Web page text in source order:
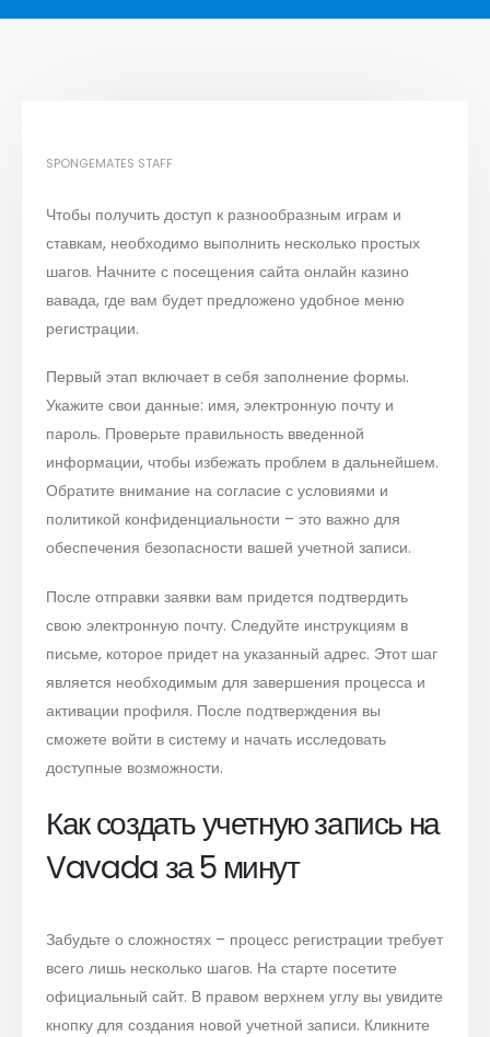
SPONGEMATES STAFF
Чтобы получить доступ к разнообразным играм и
ставкам, необходимо выполнить несколько простых
шагов. Начните с посещениясайта онлайн казино
вавада, где вам будет предложено удобное меню
регистрации.
Первый этап включает в себя заполнение формы.
Укажите свои данные: имя, электронную почту и
пароль. Проверьте правильность введенной
информации, чтобы избежать проблем в дальнейшем.
Обратите внимание на согласие с условиями и
политикой конфиденциальности – это важно для
обеспечения безопасности вашей учетной записи.
После отправки заявки вам придется подтвердить
свою электронную почту. Следуйте инструкциям в
письме, которое придет на указанный адрес. Этот шаг
является необходимым для завершения процесса и
активации профиля. После подтверждения вы
сможете войти в систему и начать исследовать
доступные возможности.
Как создать учетную запись на
Vavada за 5 минут
Забудьте о сложностях – процесс регистрации требует
всего лишь несколько шагов. На старте посетите
официальный сайт. В правом верхнем углу вы увидите
кнопку для создания новой учетной записи. Кликните